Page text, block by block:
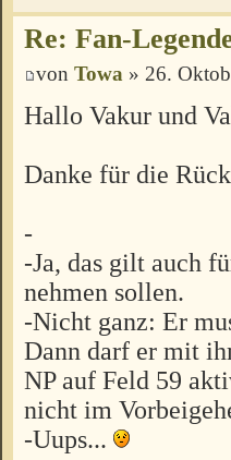
Re: Fan-
von Towa » 26.
Hallo Vakur und
Danke für die
-
-Ja, das gilt auch
nehmen sollen.
-Nicht ganz: Er
Dann darf er mit
NP auf Feld 59
nicht im
-Uups...